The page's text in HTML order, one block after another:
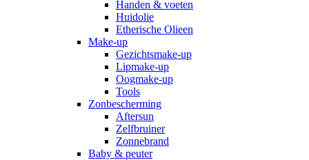
Handen & voeten
Huidolie
Etherische Olieen
Make-up
Gezichtsmake-up
Lipmake-up
Oogmake-up
Tools
Zonbescherming
Aftersun
Zelfbruiner
Zonnebrand
Baby & peuter